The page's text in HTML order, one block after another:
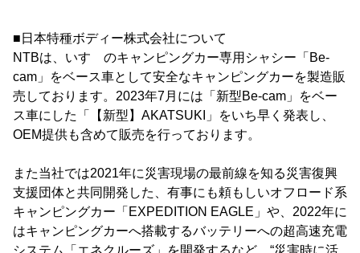
■日本特種ボディー株式会社について
NTBは、いすゞのキャンピングカー専用シャシー「Be-
cam」をベース車として安全なキャンピングカーを製造販
売しております。2023年7月には「新型Be-cam」をベー
ス車にした「【新型】AKATSUKI」をいち早く発表し、
OEM提供も含めて販売を行っております。
また当社では2021年に災害現場の最前線を知る災害復興
支援団体と共同開発した、有事にも頼もしいオフロード系
キャンピングカー「EXPEDITION EAGLE」や、2022年に
はキャンピングカーへ搭載するバッテリーへの超高速充電